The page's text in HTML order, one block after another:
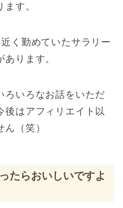
す。
く勤めていたサラリー
ります。
ろいろなお話をいただ
後はアフィリエイト以
（笑）
たらおいしいですよ